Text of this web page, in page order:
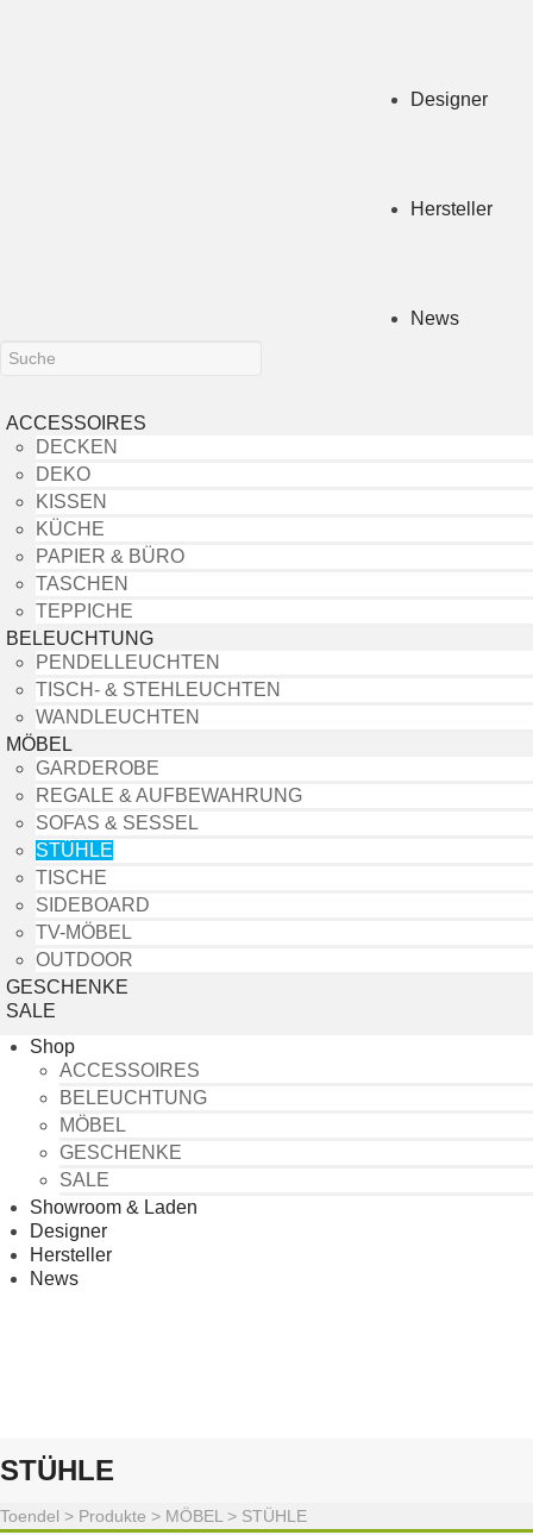
Designer
Hersteller
News
ACCESSOIRES
DECKEN
DEKO
KISSEN
KÜCHE
PAPIER & BÜRO
TASCHEN
TEPPICHE
BELEUCHTUNG
PENDELLEUCHTEN
TISCH- & STEHLEUCHTEN
WANDLEUCHTEN
MÖBEL
GARDEROBE
REGALE & AUFBEWAHRUNG
SOFAS & SESSEL
STÜHLE
TISCHE
SIDEBOARD
TV-MÖBEL
OUTDOOR
GESCHENKE
SALE
Shop
ACCESSOIRES
BELEUCHTUNG
MÖBEL
GESCHENKE
SALE
Showroom & Laden
Designer
Hersteller
News
STÜHLE
Toendel > Produkte > MÖBEL > STÜHLE